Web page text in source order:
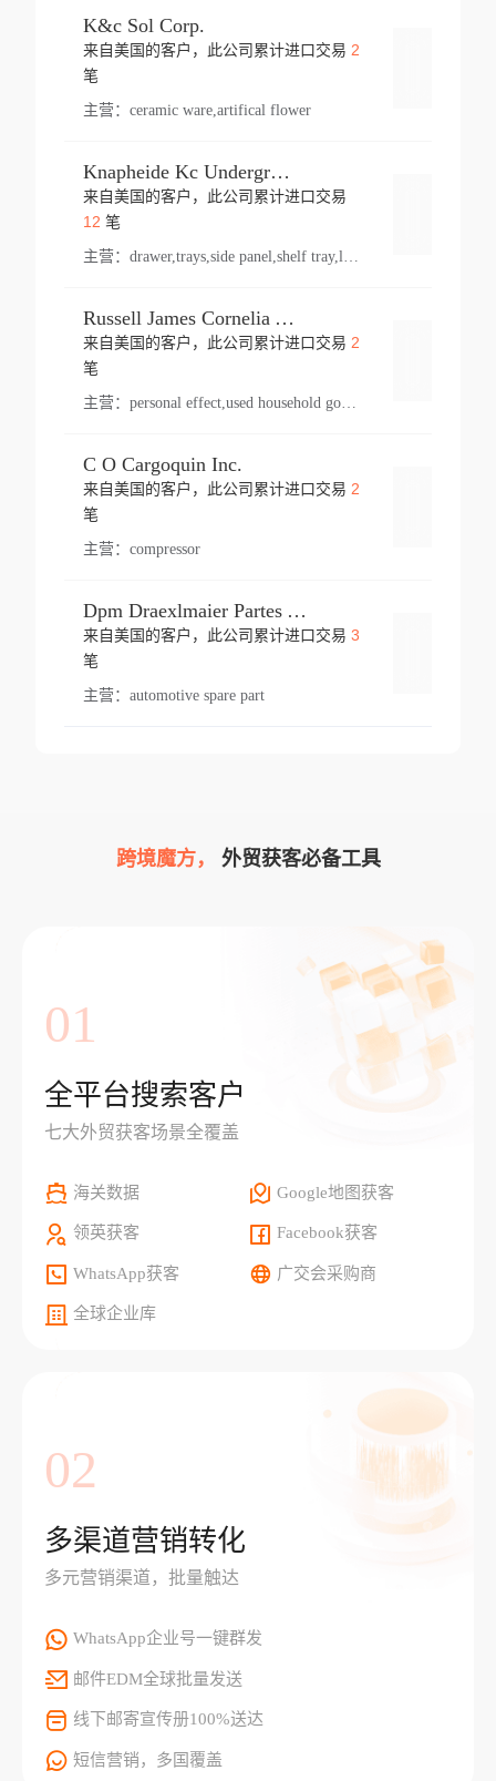
K&c Sol Corp.
来自美国的客户，此公司累计进口交易 2
笔
主营： ceramic ware,artifical flower
Knapheide Kc Underground
来自美国的客户，此公司累计进口交易
12 笔
主营：
Russell James Cornelia Arlington Va
来自美国的客户，此公司累计进口交易 2
笔
主营： personal effect,used household goods
C O Cargoquin Inc.
来自美国的客户，此公司累计进口交易 2
笔
主营： compressor
Dpm Draexlmaier Partes Automotrices Corr Ind Huejotzingo
来自美国的客户，此公司累计进口交易 3
笔
主营： automotive spare part
跨境魔方， 外贸获客必备工具
01
全平台搜索客户
七大外贸获客场景全覆盖
海关数据 Google地图获客
领英获客 Facebook获客
WhatsApp获客 广交会采购商
全球企业库
02
多渠道营销转化
多元营销渠道，批量触达
WhatsApp企业号一键群发
邮件EDM全球批量发送
线下邮寄宣传册100%送达
短信营销，多国覆盖